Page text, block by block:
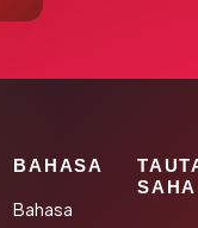
BAHASA
Bahasa